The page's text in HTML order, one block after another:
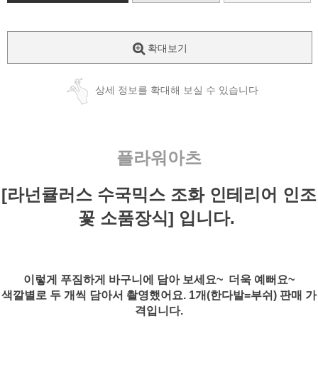
확대보기
상세 정보를 확대해 보실 수 있습니다
플라워아츠
[라넌큘러스 수국믹스 조화 인테리어 인조
꽃 소품장식] 입니다.
이렇게 푸짐하게 바구니에 담아 보세요~ 더욱 예뻐요~
색깔별로 두 개씩 담아서 촬영했어요. 1개(한다발=부쉬) 판매 가
격입니다.